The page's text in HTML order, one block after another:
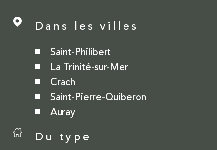
Dans les villes
Saint-Philibert
La Trinité-sur-Mer
Crach
Saint-Pierre-Quiberon
Auray
Du type